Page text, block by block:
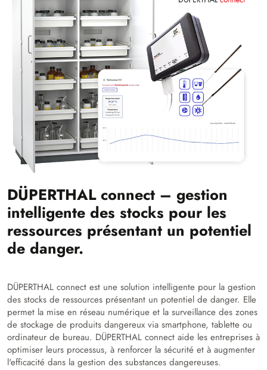
DÜPERTHAL connect – gestion
intelligente des stocks pour les
ressources présentant un potentiel
de danger.
DÜPERTHAL connect est une solution intelligente pour la gestion
des stocks de ressources présentant un potentiel de danger. Elle
permet la mise en réseau numérique et la surveillance des zones
de stockage de produits dangereux via smartphone, tablette ou
ordinateur de bureau. DÜPERTHAL connect aide les entreprises à
optimiser leurs processus, à renforcer la sécurité et à augmenter
l'efficacité dans la gestion des substances dangereuses.